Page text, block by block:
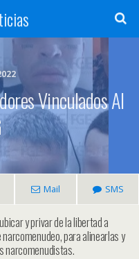
Vinculados Al
Mail SMS
y privar de la libertad a
para alinearlas y
narcomenudistas.